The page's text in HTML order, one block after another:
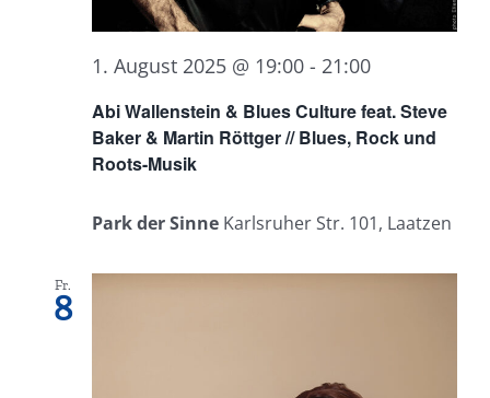
Abi Wallenstein & Blues Culture feat. Steve
Baker & Martin Röttger // Blues, Rock und
Roots-Musik
1. August 2025 @ 19:00 - 21:00
Park der Sinne Karlsruher Str. 101, Laatzen
Fr.
8